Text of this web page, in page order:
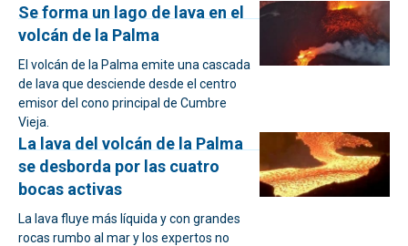
Se forma un lago de lava en el
volcán de la Palma
El volcán de la Palma emite una cascada
de lava que desciende desde el centro
emisor del cono principal de Cumbre
Vieja.
La lava del volcán de la Palma
se desborda por las cuatro
bocas activas
La lava fluye más líquida y con grandes
rocas rumbo al mar y los expertos no